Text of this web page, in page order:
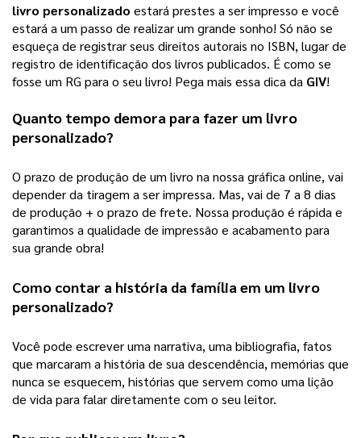
livro personalizado estará prestes a ser impresso e você
estará a um passo de realizar um grande sonho! Só não se
esqueça de registrar seus direitos autorais no ISBN, lugar de
registro de identificação dos livros publicados. É como se
fosse um RG para o seu livro! Pega mais essa dica da GIV!
Quanto tempo demora para fazer um livro
personalizado?
O prazo de produção de um livro na nossa gráfica online, vai
depender da tiragem a ser impressa. Mas, vai de 7 a 8 dias
de produção + o prazo de frete. Nossa produção é rápida e
garantimos a qualidade de impressão e acabamento para
sua grande obra!
Como contar a história da família em um livro
personalizado?
Você pode escrever uma narrativa, uma bibliografia, fatos
que marcaram a história de sua descendência, memórias que
nunca se esquecem, histórias que servem como uma lição
de vida para falar diretamente com o seu leitor.